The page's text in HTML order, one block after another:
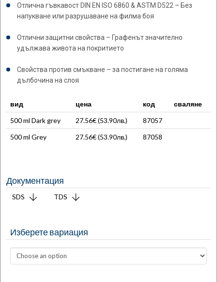
Отлична гъвкавост DIN EN ISO 6860 & ASTM D522 – Без
напукване или разрушаване на филма боя
Отлични защитни свойства – Графенът значително
удължава живота на покритието
Свойства против смъкване – за постигане на голяма
дълбочина на слоя
вид цена код
сваляне
500 ml Dark grey
27.56€ (53.90лв.)
87057
500 ml Grey
27.56€ (53.90лв.) 87058
Документация
SDS TDS
Изберете вариация